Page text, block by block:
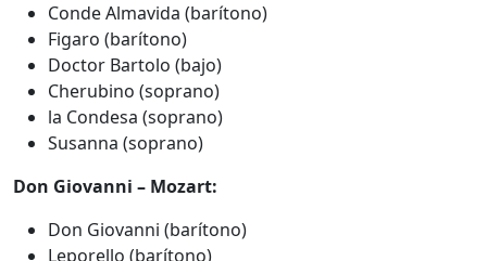
Conde Almavida (barítono)
Figaro (barítono)
Doctor Bartolo (bajo)
Cherubino (soprano)
la Condesa (soprano)
Susanna (soprano)
Don Giovanni – Mozart:
Don Giovanni (barítono)
Leporello (barítono)